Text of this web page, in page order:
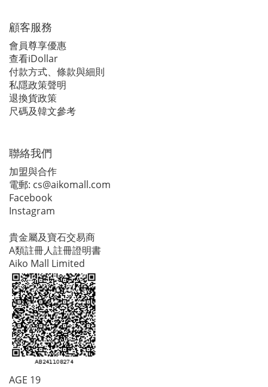
顧客服務
會員尊享優惠
查看iDollar
付款方式、條款與細則
私隱政策聲明
退換貨政策
尺碼及韓文參考
聯絡我們
加盟與合作
電郵: cs@aikomall.com
Facebook
Instagram
貴金屬及寶石交易商
A類註冊人註冊證明書
Aiko Mall Limited
AGE 19